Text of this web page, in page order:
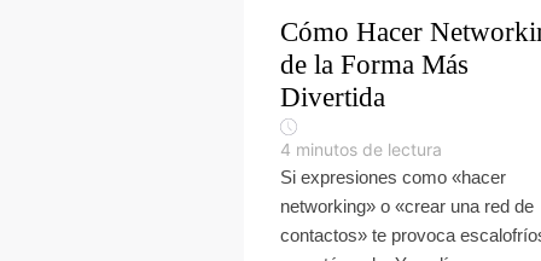
Cómo Hacer
de la Forma Más
Divertida
4 minutos de lectura
Si expresiones como «hacer
networking» o «crear una red de
contactos» te provoca